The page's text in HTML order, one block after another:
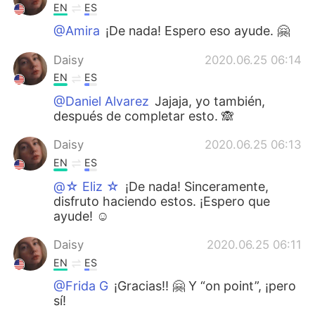
EN ES
@Amira ¡De nada! Espero eso ayude. 🤗
Daisy 2020.06.25 06:14
EN ES
@Daniel Alvarez Jajaja, yo también,
después de completar esto. 🙈
Daisy 2020.06.25 06:13
EN ES
@☆ Eliz ☆ ¡De nada! Sinceramente,
disfruto haciendo estos. ¡Espero que
ayude! ☺️
Daisy 2020.06.25 06:11
EN ES
@Frida G ¡Gracias!! 🤗 Y “on point”, ¡pero
sí!